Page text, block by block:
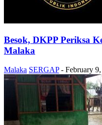
Besok, DKPP Periksa
Malaka
Malaka SERGAP - February